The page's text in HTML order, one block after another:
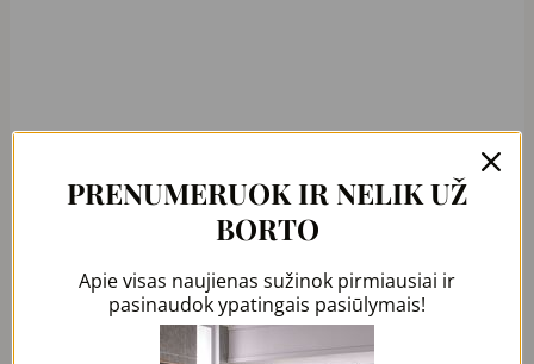
Dažnai renkasi
Original
price
was:
Current
price
is:
999,00 €.
PRENUMERUOK IR NELIK UŽ
BORTO
Apie visas naujienas sužinok pirmiausiai ir
pasinaudok ypatingais pasiūlymais!